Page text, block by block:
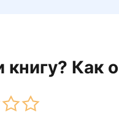
книгу? Как